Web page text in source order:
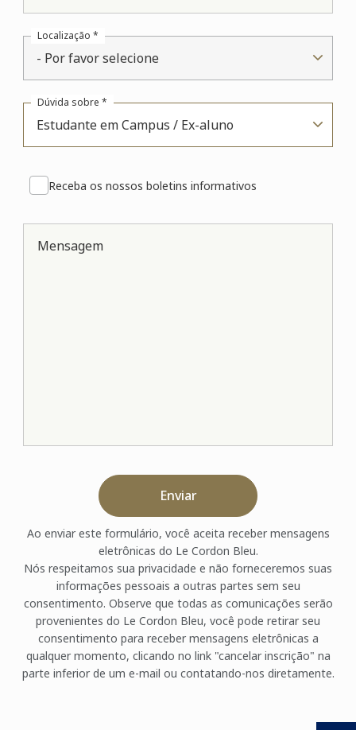
- Por favor selecione
Localização *
Estudante em Campus / Ex-aluno
Dúvida sobre *
Receba os nossos boletins informativos
Mensagem
Enviar
Ao enviar este formulário, você aceita receber mensagens
eletrônicas do Le Cordon Bleu.
Nós respeitamos sua privacidade e não forneceremos suas
informações pessoais a outras partes sem seu
consentimento. Observe que todas as comunicações serão
provenientes do Le Cordon Bleu, você pode retirar seu
consentimento para receber mensagens eletrônicas a
qualquer momento, clicando no link "cancelar inscrição" na
parte inferior de um e-mail ou contatando-nos diretamente.